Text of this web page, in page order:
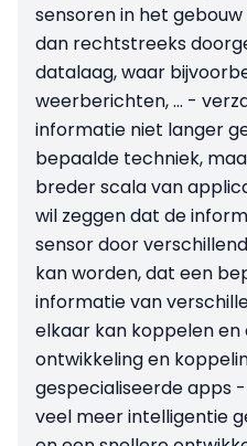
sensoren in het
dan rechtstreeks
datalaag, waar
weerberichten, … -
informatie niet langer
bepaalde techniek,
breder scala van
wil zeggen dat de
sensor door
kan worden, dat een
informatie van
elkaar kan koppelen
ontwikkeling en
gespecialiseerde apps
veel meer intelligentie